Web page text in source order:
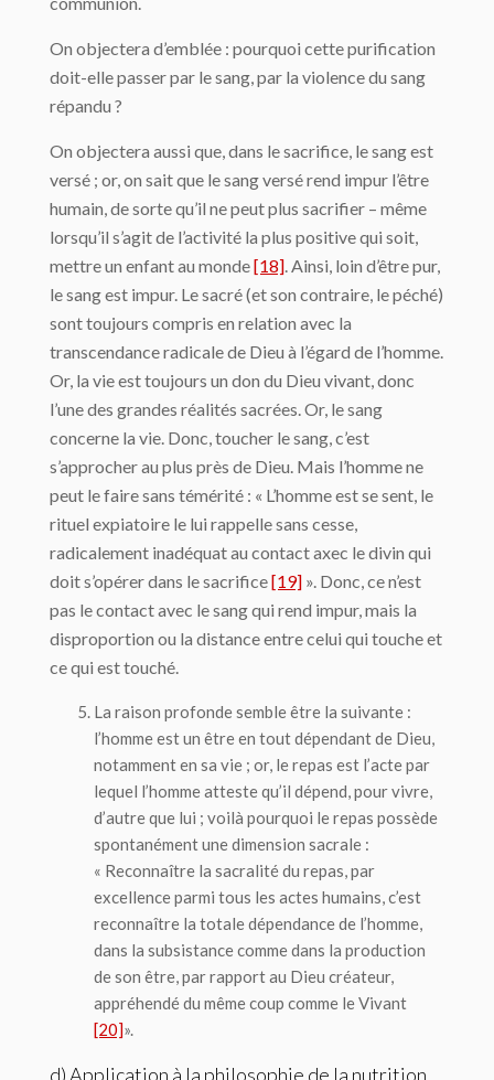
On objectera d’emblée : pourquoi cette purification
doit-elle passer par le sang, par la violence du sang
répandu ?
On objectera aussi que, dans le sacrifice, le sang est
versé ; or, on sait que le sang versé rend impur l’être
humain, de sorte qu’il ne peut plus sacrifier – même
lorsqu’il s’agit de l’activité la plus positive qui soit,
mettre un enfant au monde[18]. Ainsi, loin d’être pur,
le sang est impur. Le sacré (et son contraire, le péché)
sont toujours compris en relation avec la
transcendance radicale de Dieu à l’égard de l’homme.
Or, la vie est toujours un don du Dieu vivant, donc
l’une des grandes réalités sacrées. Or, le sang
concerne la vie. Donc, toucher le sang, c’est
s’approcher au plus près de Dieu. Mais l’homme ne
peut le faire sans témérité : « L’homme est se sent, le
rituel expiatoire le lui rappelle sans cesse,
radicalement inadéquat au contact axec le divin qui
doit s’opérer dans le sacrifice[19] ». Donc, ce n’est
pas le contact avec le sang qui rend impur, mais la
disproportion ou la distance entre celui qui touche et
ce qui est touché.
La raison profondesemble être la suivante :
l’homme est un être en tout dépendant de Dieu,
notamment en sa vie ; or, le repas est l’acte par
lequel l’homme atteste qu’il dépend, pour vivre,
d’autre que lui ; voilà pourquoi le repas possède
spontanément une dimension sacrale :
« Reconnaître la sacralité du repas, par
excellence parmi tous les actes humains, c’est
reconnaître la totale dépendance de l’homme,
dans la subsistance comme dans la production
de son être, par rapport au Dieu créateur,
appréhendé du même coup comme le Vivant
[20]».
d) Application à la philosophie de la nutrition